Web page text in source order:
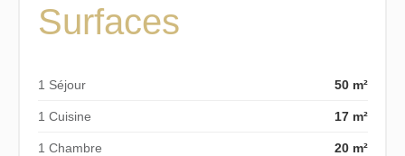
Surfaces
1 Séjour 50 m²
1 Cuisine 17 m²
1 Chambre 20 m²